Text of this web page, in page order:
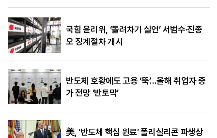
국힘 윤리위, ‘돌려차기 실언’ 서범수·진종
오 징계절차 개시
반도체 호황에도 고용 ‘뚝’…올해 취업자 증
가 전망 ‘반토막’
美, ‘반도체 핵심 원료’ 폴리실리콘 파생상